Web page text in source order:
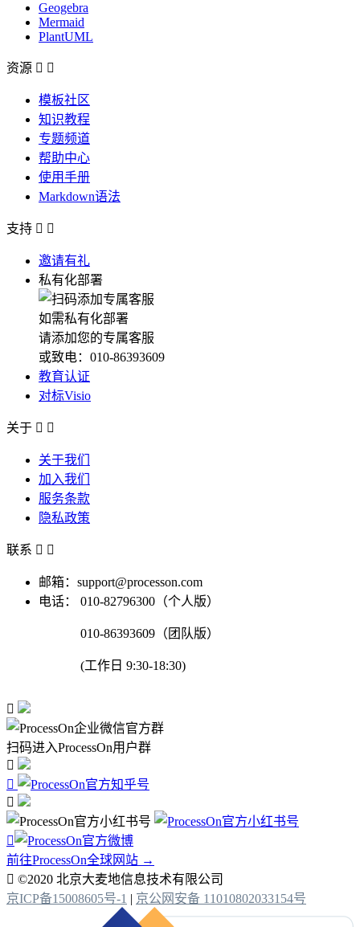
Geogebra
Mermaid
PlantUML
资源  
模板社区
知识教程
专题频道
帮助中心
使用手册
Markdown语法
支持  
邀请有礼
私有化部署
如需私有化部署
请添加您的专属客服
或致电：010-86393609
教育认证
对标Visio
关于  
关于我们
加入我们
服务条款
隐私政策
联系  
邮箱：support@processon.com
电话：
010-82796300（个人版）
010-86393609（团队版）
(工作日 9:30-18:30)

扫码进入ProcessOn用户群




前往ProcessOn全球网站 →
 ©2020 北京大麦地信息技术有限公司
京ICP备15008605号-1 | 京公网安备 11010802033154号